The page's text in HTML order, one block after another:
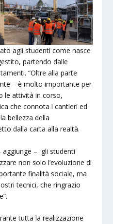
agli studenti come nasce
partendo dalle
“Oltre alla parte
– è molto importante per
le attività in corso,
che connota i cantieri ed
bellezza della
dalla carta alla realtà.
– gli studenti
non solo l’evoluzione di
finalità sociale, ma
tecnici, che ringrazio
tutta la realizzazione